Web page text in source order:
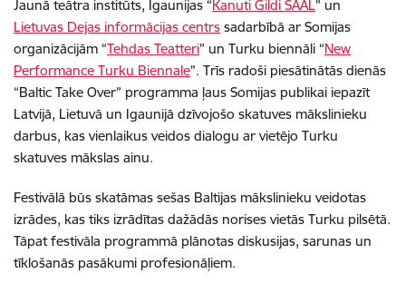
Jaunā teātra institūts, Igaunijas “Kanuti Gildi SAAL” un
Lietuvas Dejas informācijas centrs sadarbībā ar Somijas
organizācijām “Tehdas Teatteri” un Turku biennāli “New
Performance Turku Biennale”. Trīs radoši piesātinātās dienās
“Baltic Take Over” programma ļaus Somijas publikai iepazīt
Latvijā, Lietuvā un Igaunijā dzīvojošo skatuves mākslinieku
darbus, kas vienlaikus veidos dialogu ar vietējo Turku
skatuves mākslas ainu.
Festivālā būs skatāmas sešas Baltijas mākslinieku veidotas
izrādes, kas tiks izrādītas dažādās norises vietās Turku pilsētā.
Tāpat festivāla programmā plānotas diskusijas, sarunas un
tīklošanās pasākumi profesionāļiem.